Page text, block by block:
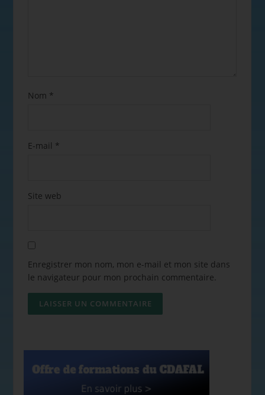
Nom *
E-mail *
Site web
Enregistrer mon nom, mon e-mail et mon site dans
le navigateur pour mon prochain commentaire.